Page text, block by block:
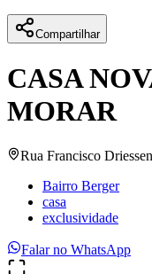
Compartilhar
CASA
MORAR
Rua Francisco
Bairro Berger
casa
exclusividade
Falar no WhatsApp